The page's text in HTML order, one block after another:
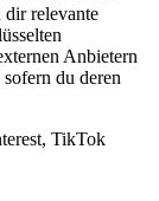
dir relevante
Anbietern
du deren
TikTok